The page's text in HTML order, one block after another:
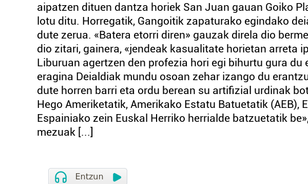
aipatzen dituen dantza horiek San Juan gauan Goiko
lotu ditu. Horregatik, Gangoitik zapaturako egindako
dute zerua. «Batera etorri diren» gauzak direla dio
dio zitari, gainera, «jendeak kasualitate horietan arreta
Liburuan agertzen den profezia hori egi bihurtu gura
eragina Deialdiak mundu osoan zehar izango du
dute horren barri eta ordu berean su artifizial urdinak
Hego Ameriketatik, Amerikako Estatu Batuetatik (AEB),
Espainiako zein Euskal Herriko herrialde batzuetatik
mezuak [...]